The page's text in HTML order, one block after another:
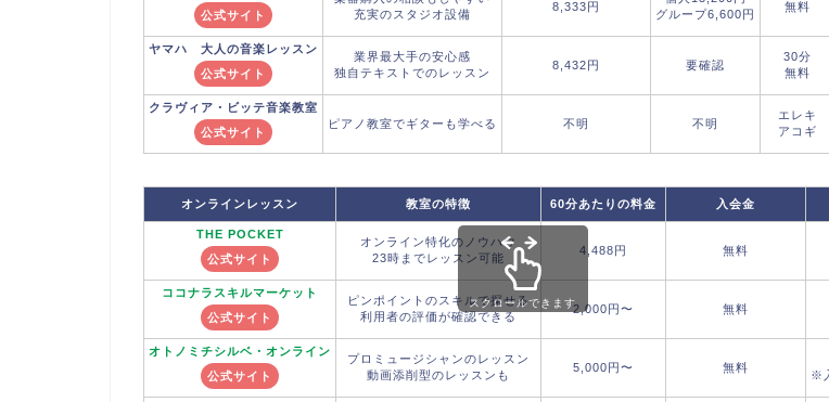
公式サイト
充実のスタジオ設備
8,333円
グループ6,600円
無料
ヤマハ 大人の音楽レッスン
公式サイト
業界最大手の安心感
独自テキストでのレッスン
8,432円 要確認
30分
無料
クラヴィア・ビッテ音楽教室
公式サイト
ピアノ教室でギターも学べる 不明 不明
エレキ
アコギ
オンラインレッスン 教室の特徴 60分あたりの料金 入会金
THE POCKET
公式サイト
オンライン特化のノウハウ
23時までレッスン可能
4,488円 無料
ココナラ スキルマーケット
公式サイト
ピンポイントのスキルで探せる
利用者の評価が確認できる
2,000円〜 無料
オトノミチシルベ ・オンライン
公式サイト
プロミュージシャンのレッスン
動画添削型のレッスンも
5,000円〜 無料
※
スクロールできます